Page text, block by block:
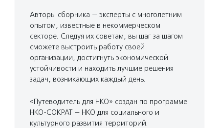
Авторы сборника — эксперты с многолетним
опытом, известные в некоммерческом
секторе. Следуя их советам, вы шаг за шагом
сможете выстроить работу своей
организации, достигнуть экономической
устойчивости и находить лучшие решения
задач, возникающих каждый день.
«Путеводитель для НКО» создан по программе
НКО-СОКРАТ — НКО для социального и
культурного развития территорий.